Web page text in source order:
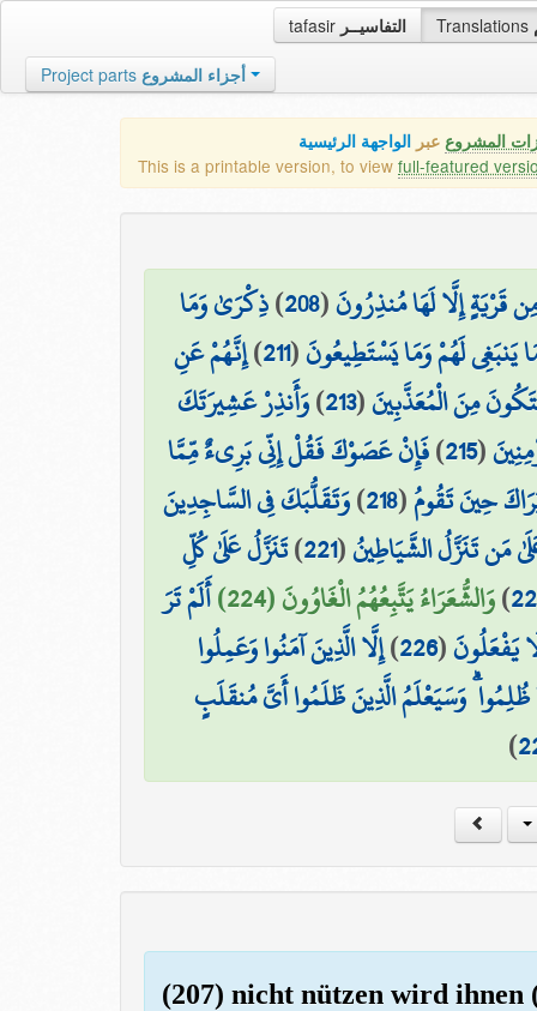
tafasir التفاسيــر Translations
Project parts أجزاء المشروع
المشروع عبر الواجهة الرئيسية
This is a printable version, to view full-featured
قَرْيَةٍ إِلَّا لَهَا مُنذِرُونَ(
208
)ذِكْرَىٰ وَمَا
يَنبَغِي لَهُمْ وَمَا يَسْتَطِيعُونَ(
211
)إِنَّهُمْ عَنِ
مِنَ الْمُعَذَّبِينَ(
213
)وَأَنذِرْ عَشِيرَتَكَ
(
215
)فَإِنْ عَصَوْكَ فَقُلْ إِنِّي بَرِيءٌ مِّمَّا
حِينَ تَقُومُ(
218
)وَتَقَلُّبَكَ فِي السَّاجِدِينَ
مَن تَنَزَّلُ الشَّيَاطِينُ(
221
)تَنَزَّلُ عَلَىٰ كُلِّ
)وَالشُّعَرَاءُ يَتَّبِعُهُمُ الْغَاوُونَ (224)
أَلَمْ تَرَ
يَفْعَلُونَ(
226
)إِلَّا الَّذِينَ آمَنُوا وَعَمِلُوا
ظُلِمُوا ۗ وَسَيَعْلَمُ الَّذِينَ ظَلَمُوا أَيَّ مُنقَلَبٍ
)
(207) nicht nützen wird ihnen